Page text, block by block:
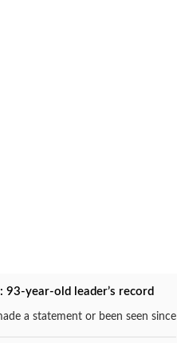
93-year-old leader’s record
a statement or been seen since